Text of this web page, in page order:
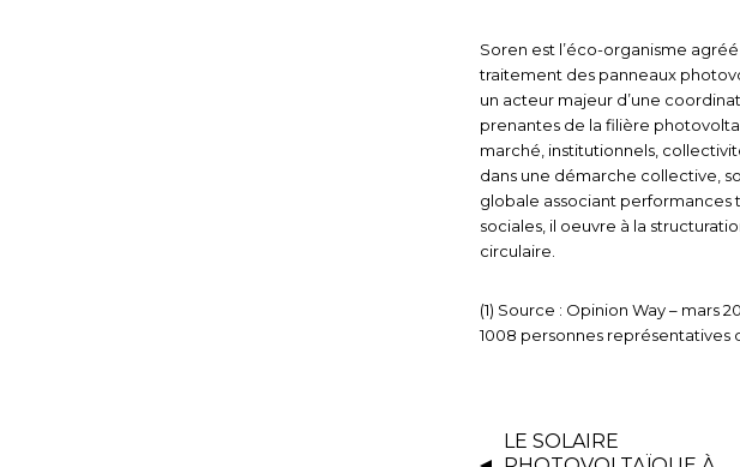
Soren est l’éco-organisme
traitement des panneaux
un acteur majeur d’une
prenantes de la filière
marché, institutionnels,
dans une démarche collective,
globale associant
sociales, il oeuvre à la
circulaire.
(1) Source : Opinion Way – mars
1008 personnes représentatives
LE SOLAIRE